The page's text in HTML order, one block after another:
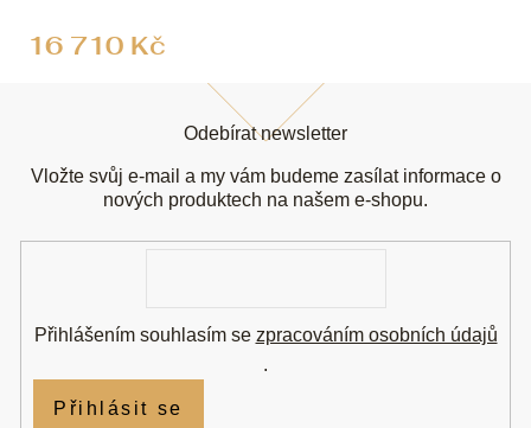
16 710 Kč
Odebírat newsletter
Vložte svůj e-mail a my vám budeme zasílat informace o
nových produktech na našem e-shopu.
Přihlášením souhlasím se zpracováním osobních údajů
.
Přihlásit se